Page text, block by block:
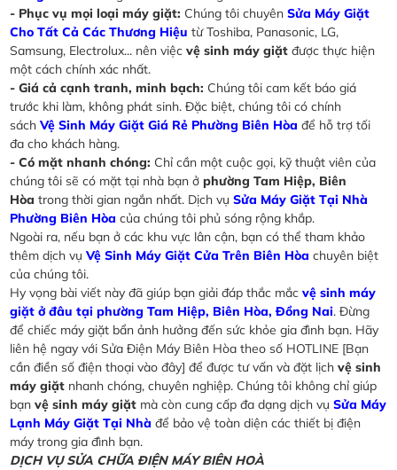
- Phục vụ mọi loại máy giặt: Chúng tôi chuyênSửa Máy Giặt
Cho Tất Cả Các Thương Hiệu từ Toshiba, Panasonic, LG,
Samsung, Electrolux... nên việcvệ sinh máy giặt được thực hiện
một cách chính xác nhất.
- Giá cả cạnh tranh, minh bạch: Chúng tôi cam kết báo giá
trước khi làm, không phát sinh. Đặc biệt, chúng tôi có chính
sáchVệ Sinh Máy Giặt Giá Rẻ Phường Biên Hòa để hỗ trợ tối
đa cho khách hàng.
- Có mặt nhanh chóng: Chỉ cần một cuộc gọi, kỹ thuật viên của
chúng tôi sẽ có mặt tại nhà bạn ởphường Tam Hiệp, Biên
Hòa trong thời gian ngắn nhất. Dịch vụSửa Máy Giặt Tại Nhà
Phường Biên Hòa của chúng tôi phủ sóng rộng khắp.
Ngoài ra, nếu bạn ở các khu vực lân cận, bạn có thể tham khảo
thêm dịch vụVệ Sinh Máy Giặt Cửa Trên Biên Hòa chuyên biệt
của chúng tôi.
Hy vọng bài viết này đã giúp bạn giải đáp thắc mắcvệ sinh máy
giặt ở đâu tại phường Tam Hiệp, Biên Hòa, Đồng Nai. Đừng
để chiếc máy giặt bẩn ảnh hưởng đến sức khỏe gia đình bạn. Hãy
liên hệ ngay với Sửa Điện Máy Biên Hòa theo số HOTLINE [Bạn
cần điền số điện thoại vào đây] để được tư vấn và đặt lịchvệ sinh
máy giặt nhanh chóng, chuyên nghiệp. Chúng tôi không chỉ giúp
bạnvệ sinh máy giặt mà còn cung cấp đa dạng dịch vụSửa Máy
Lạnh Máy Giặt Tại Nhà để bảo vệ toàn diện các thiết bị điện
máy trong gia đình bạn.
DỊCH VỤ SỬA CHỮA ĐIỆN MÁY BIÊN HOÀ